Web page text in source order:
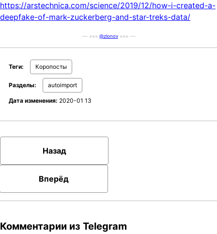
n
https://arstechnica.com/science/2019/12/how-i-created-a-
deepfake-of-mark-zuckerberg-and-star-treks-data/
--- === @zlonov=== ---
Теги: Коропосты
Разделы: autoimport
Дата изменения: 2020-01 13
Назад
Вперёд
Комментарии из Telegram